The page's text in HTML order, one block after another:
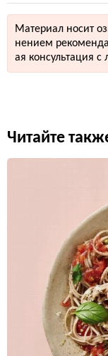
Материал носит
нением
ая консультация
Читайте